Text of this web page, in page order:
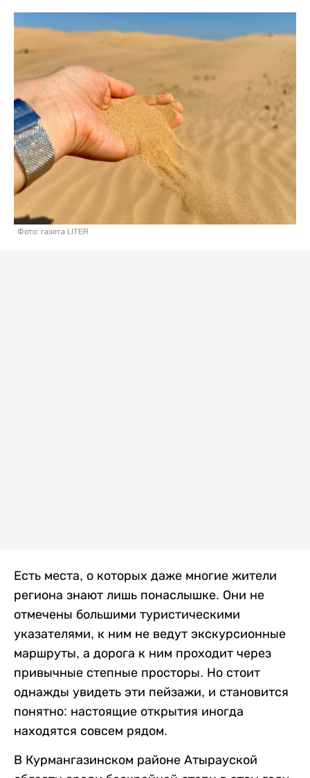
Фото: газета LITER
Есть места, о которых даже многие жители
региона знают лишь понаслышке. Они не
отмечены большими туристическими
указателями, к ним не ведут экскурсионные
маршруты, а дорога к ним проходит через
привычные степные просторы. Но стоит
однажды увидеть эти пейзажи, и становится
понятно: настоящие открытия иногда
находятся совсем рядом.
В Курмангазинском районе Атырауской